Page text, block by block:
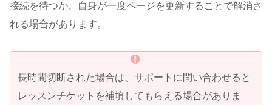
接続を待つか、自身が一度ページを更新することで解消さ
れる場合があります。
長時間切断された場合は、サポートに問い合わせると
レッスンチケットを補填してもらえる場合がありま